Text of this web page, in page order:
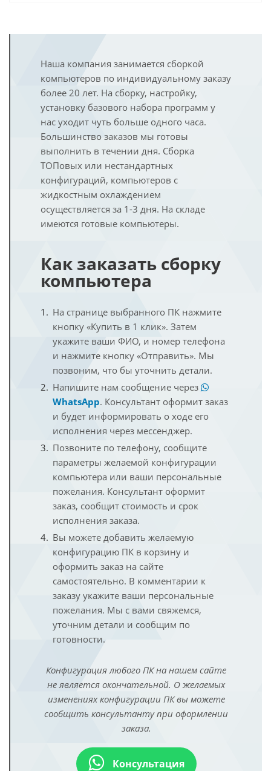
Наша компания занимается сборкой
компьютеров по индивидуальному заказу
более 20 лет. На сборку, настройку,
установку базового набора программ у
нас уходит чуть больше одного часа.
Большинство заказов мы готовы
выполнить в течении дня. Сборка
ТОПовых или нестандартных
конфигураций, компьютеров с
жидкостным охлаждением
осуществляется за 1-3 дня. На складе
имеются готовые компьютеры.
Как заказать сборку
компьютера
На странице выбранного ПК нажмите
кнопку «Купить в 1 клик». Затем
укажите ваши ФИО, и номер телефона
и нажмите кнопку «Отправить». Мы
позвоним, что бы уточнить детали.
Напишите нам сообщение через
WhatsApp. Консультант оформит заказ
и будет информировать о ходе его
исполнения через мессенджер.
Позвоните по телефону, сообщите
параметры желаемой конфигурации
компьютера или ваши персональные
пожелания. Консультант оформит
заказ, сообщит стоимость и срок
исполнения заказа.
Вы можете добавить желаемую
конфигурацию ПК в корзину и
оформить заказ на сайте
самостоятельно. В комментарии к
заказу укажите ваши персональные
пожелания. Мы с вами свяжемся,
уточним детали и сообщим по
готовности.
Конфигурация любого ПК на нашем сайте
не является окончательной. О желаемых
изменениях конфигурации ПК вы можете
сообщить консультанту при оформлении
заказа.
Консультация